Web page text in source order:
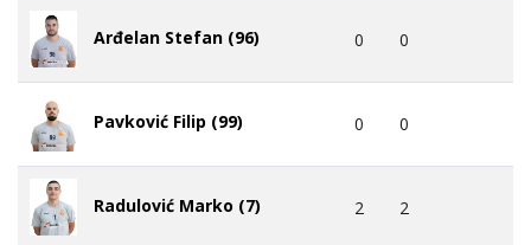
Arđelan Stefan (96) 0 0
Pavković Filip (99) 0 0
Radulović Marko (7) 2 2